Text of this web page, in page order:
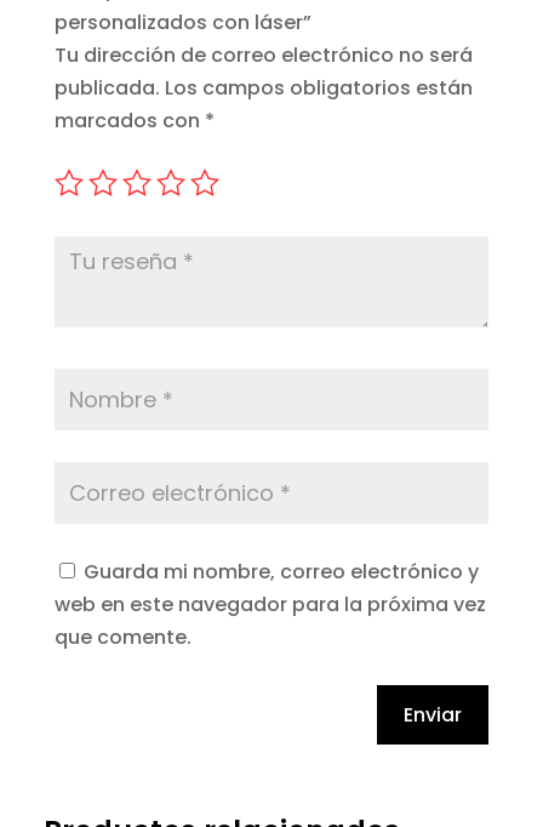
personalizados con láser”
Tu dirección de correo electrónico no será
publicada. Los campos obligatorios están
marcados con *
Guarda mi nombre, correo electrónico y
web en este navegador para la próxima vez
que comente.
Enviar